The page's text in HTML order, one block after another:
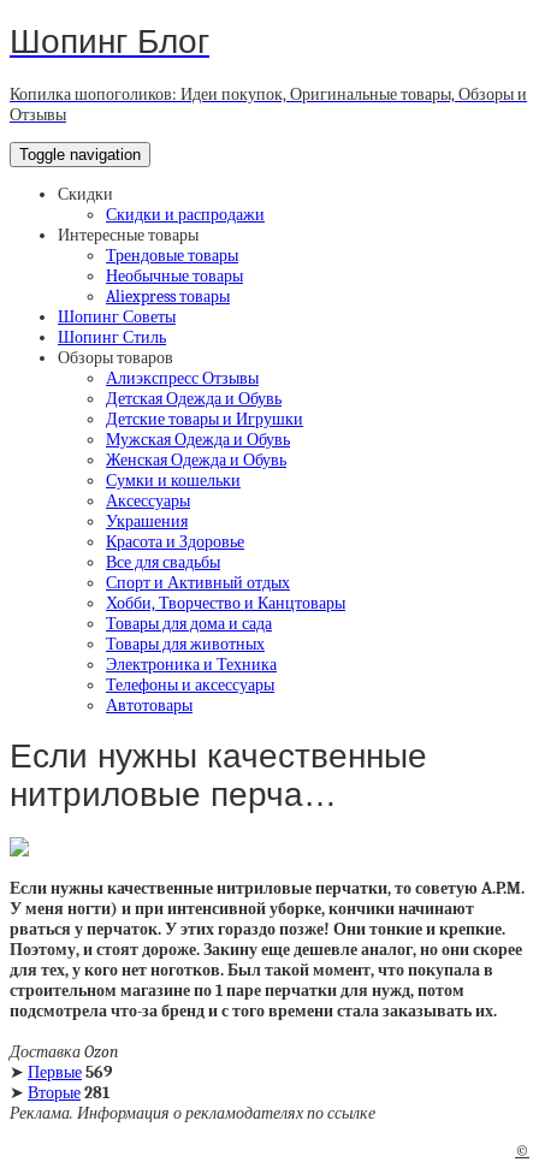
Шопинг Блог
Копилка шопоголиков: Идеи покупок, Оригинальные товары, Обзоры и
Отзывы
Toggle navigation
Скидки
Скидки и распродажи
Интересные товары
Трендовые товары
Необычные товары
Aliexpress товары
Шопинг Советы
Шопинг Стиль
Обзоры товаров
Алиэкспресс Отзывы
Детская Одежда и Обувь
Детские товары и Игрушки
Мужская Одежда и Обувь
Женская Одежда и Обувь
Сумки и кошельки
Аксессуары
Украшения
Красота и Здоровье
Все для свадьбы
Спорт и Активный отдых
Хобби, Творчество и Канцтовары
Товары для дома и сада
Товары для животных
Электроника и Техника
Телефоны и аксессуары
Автотовары
Если нужны качественные
нитриловые перча…
Если нужны качественные нитриловые перчатки, то советую A.P.M.
У меня ногти) и при интенсивной уборке, кончики начинают
рваться у перчаток. У этих гораздо позже! Они тонкие и крепкие.
Поэтому, и стоят дороже. Закину еще дешевле аналог, но они скорее
для тех, у кого нет ноготков. Был такой момент, что покупала в
строительном магазине по 1 паре перчатки для нужд, потом
подсмотрела что-за бренд и с того времени стала заказывать их.
ДоставкаOzon
➤ Первые569
➤ Вторые281
Реклама. Информация о рекламодателях по ссылке
©